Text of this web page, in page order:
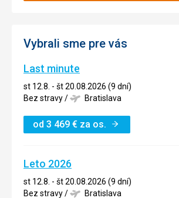
Vybrali sme pre vás
Last minute
st 12.8. - št 20.08.2026 (9 dní)
Bez stravy/ Bratislava
od 3 469 € za os.
Leto 2026
st 12.8. - št 20.08.2026 (9 dní)
Bez stravy/ Bratislava